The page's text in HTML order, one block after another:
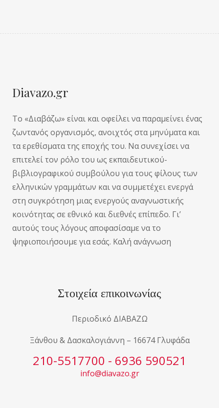
Diavazo.gr
Το «Διαβάζω» είναι και οφείλει να παραμείνει ένας
ζωντανός οργανισμός, ανοιχτός στα μηνύματα και
τα ερεθίσματα της εποχής του. Να συνεχίσει να
επιτελεί τον ρόλο του ως εκπαιδευτικού-
βιβλιογραφικού συμβούλου για τους φίλους των
ελληνικών γραμμάτων και να συμμετέχει ενεργά
στη συγκρότηση μιας ενεργούς αναγνωστικής
κοινότητας σε εθνικό και διεθνές επίπεδο. Γι’
αυτούς τους λόγους αποφασίσαμε να το
ψηφιοποιήσουμε για εσάς. Καλή ανάγνωση
Στοιχεία επικοινωνίας
Περιοδικό ΔΙΑΒΑΖΩ
Ξάνθου & Δασκαλογιάννη – 16674 Γλυφάδα
210-5517700 - 6936 590521
info@diavazo.gr